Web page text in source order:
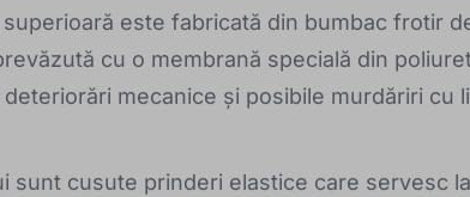
superioară este fabricată din bumbac frotir
cu o membrană specială din
mecanice și posibile murdăriri cu
sunt cusute prinderi elastice care servesc